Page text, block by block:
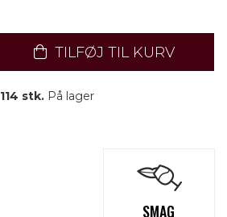
TILFØJ TIL KURV
114 stk.På lager
SMAG